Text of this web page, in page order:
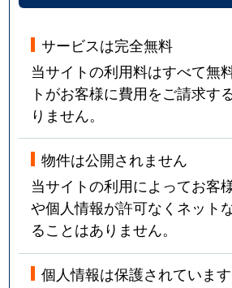
サービスは完全無料
当サイトの利用料はすべて無
トがお客様に費用をご請求す
りません。
物件は公開されません
当サイトの利用によってお客
や個人情報が許可なくネット
ることはありません。
個人情報は保護されています